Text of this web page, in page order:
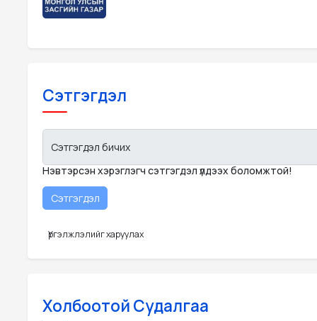
Сэтгэгдэл
Сэтгэгдэл бичих
Нэвтэрсэн хэрэглэгч сэтгэгдэл үлдээх боломжтой!
Үргэлжлэлийг харуулах
Холбоотой Судалгаа